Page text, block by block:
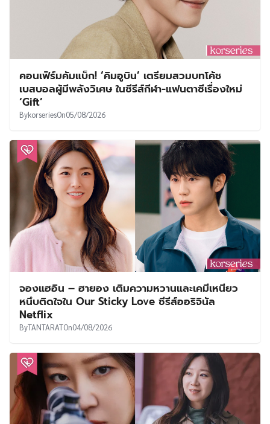
คอนเฟิร์มคัมแบ็ก! ‘คิมอูบิน’ เตรียมสวมบทโค้ช
เบสบอลผู้มีพลังวิเศษ ในซีรีส์กีฬา-แฟนตาซีเรื่องใหม่
‘Gift’
BykorseriesOn05/08/2026
จองแฮอิน – ฮายอง เติมความหวานและเคมีเหนียว
หนึบติดใจใน Our Sticky Love ซีรีส์ออริจินัล
Netflix
ByTANTARATOn04/08/2026